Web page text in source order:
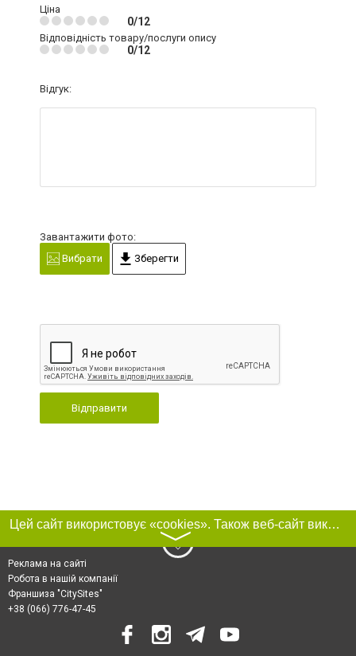
Ціна
0/12
Відповідність товару/послуги опису
0/12
Відгук:
Завантажити фото:
Вибрати
Зберегти
Відправити
Цей сайт використовує «cookies». Також веб-сайт використовує інтернет-сервіс для збору технічних даних стосовно відвідувачів з метою отримання маркетингової та статистичної інформації. Умови обробки даних відвідувачів сайту див.
〉
Реклама на сайті
Робота в нашій компанії
Франшиза "CitySites"
+38 (066) 776-47-45